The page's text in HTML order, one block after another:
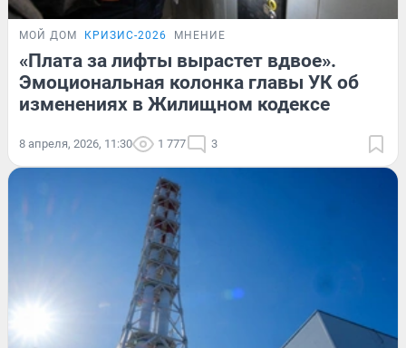
МОЙ ДОМ КРИЗИС-2026 МНЕНИЕ
«Плата за лифты вырастет вдвое».
Эмоциональная колонка главы УК об
изменениях в Жилищном кодексе
8 апреля, 2026, 11:30 1 777 3